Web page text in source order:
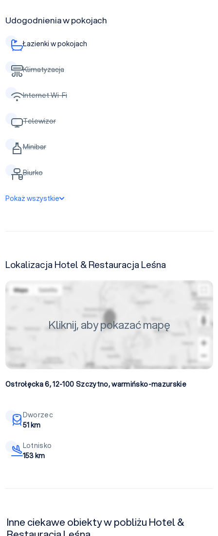
Udogodnienia w pokojach
Łazienki w pokojach
Klimatyzacja
Internet Wi-Fi
Telewizor
Minibar
Biurko
Pokaż wszystkie
Lokalizacja Hotel & Restauracja Leśna
Kliknij, aby pokazać mapę
Ostrołęcka 6, 12-100 Szczytno,warmińsko-mazurskie
Dworzec
51 km
Lotnisko
153 km
Inne ciekawe obiekty w pobliżu Hotel &